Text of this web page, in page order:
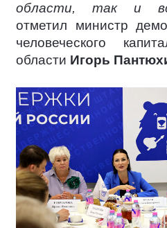
области, так и
отметил министр
человеческого
области Игорь